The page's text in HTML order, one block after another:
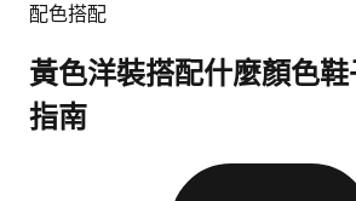
配色搭配
黃色洋裝搭配什麼顏色
指南